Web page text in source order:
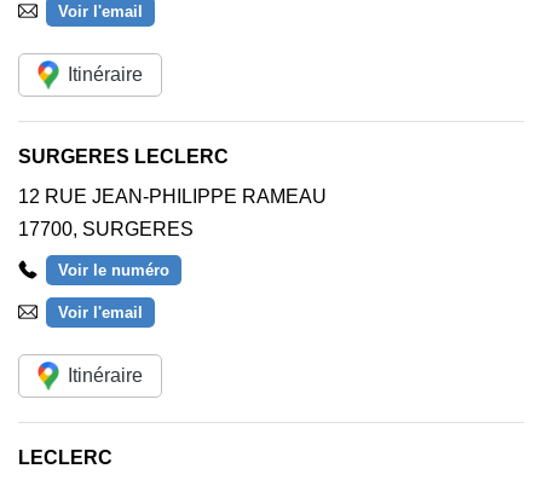
Voir l'email
Itinéraire
SURGERES LECLERC
12 RUE JEAN-PHILIPPE RAMEAU
17700, SURGERES
Voir le numéro
Voir l'email
Itinéraire
LECLERC